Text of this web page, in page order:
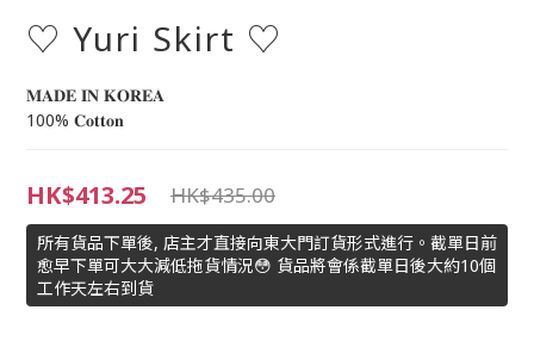
♡ Yuri Skirt ♡
𝐌𝐀𝐃𝐄 𝐈𝐍 𝐊𝐎𝐑𝐄𝐀
100% 𝐂𝐨𝐭𝐭𝐨𝐧
HK$413.25 HK$435.00
所有貨品下單後, 店主才直接向東大門訂貨形式進行。截單日前
愈早下單可大大減低拖貨情況😳 貨品將會係截單日後大約10個
工作天左右到貨